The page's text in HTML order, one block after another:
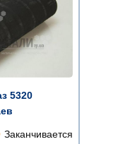
5320
Заканчивается